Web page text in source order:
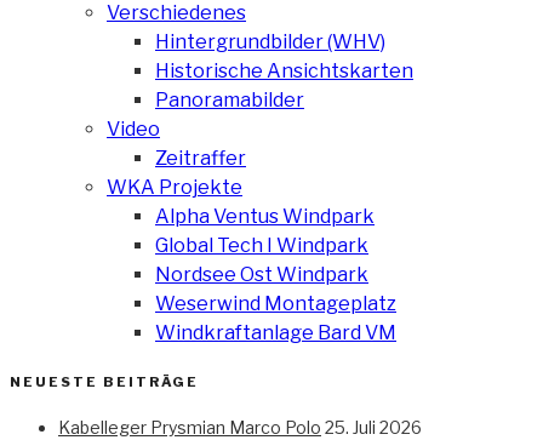
Verschiedenes
Hintergrundbilder (WHV)
Historische Ansichtskarten
Panoramabilder
Video
Zeitraffer
WKA Projekte
Alpha Ventus Windpark
Global Tech I Windpark
Nordsee Ost Windpark
Weserwind Montageplatz
Windkraftanlage Bard VM
NEUESTE BEITRÄGE
Kabelleger Prysmian Marco Polo 25. Juli 2026